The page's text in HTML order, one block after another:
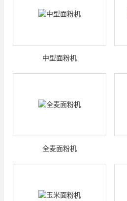
中型面粉机
全麦面粉机